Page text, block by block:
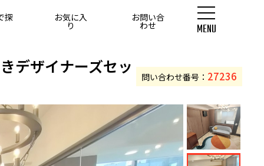
探 お気に入
り
お問い合
わせ MENU
デザイナーズセッ
問い合わせ番号： 27236